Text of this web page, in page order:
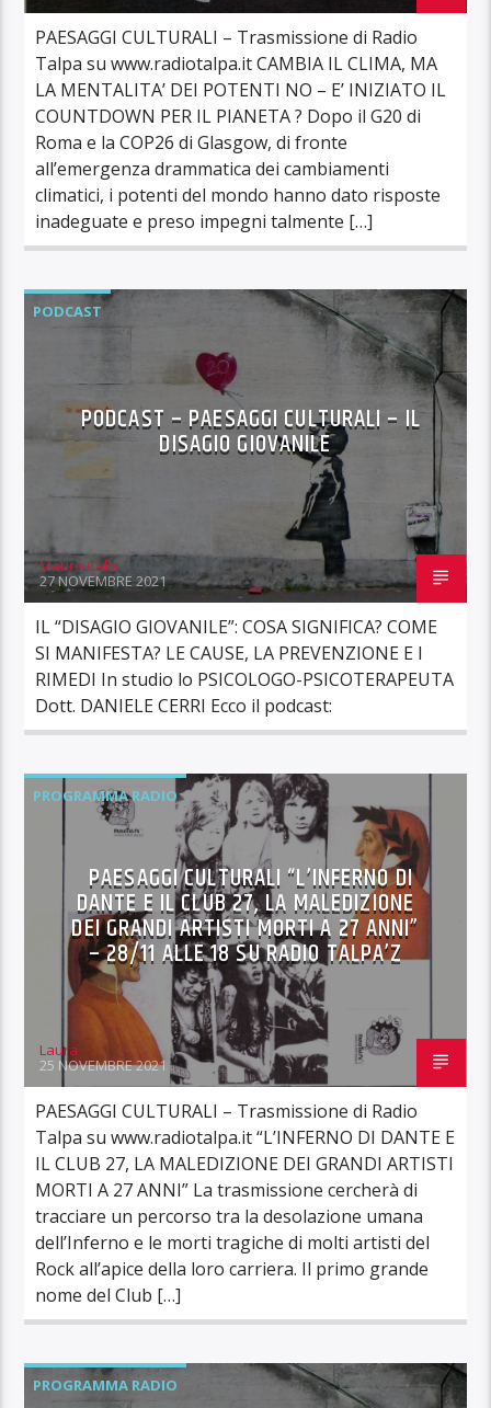
PAESAGGI CULTURALI – Trasmissione di Radio
Talpa su www.radiotalpa.it CAMBIA IL CLIMA, MA
LA MENTALITA’ DEI POTENTI NO – E’ INIZIATO IL
COUNTDOWN PER IL PIANETA ? Dopo il G20 di
Roma e la COP26 di Glasgow, di fronte
all’emergenza drammatica dei cambiamenti
climatici, i potenti del mondo hanno dato risposte
inadeguate e preso impegni talmente […]
PODCAST
PODCAST – PAESAGGI CULTURALI – IL
DISAGIO GIOVANILE
Mauro Calbi
27 NOVEMBRE 2021
IL “DISAGIO GIOVANILE”: COSA SIGNIFICA? COME
SI MANIFESTA? LE CAUSE, LA PREVENZIONE E I
RIMEDI In studio lo PSICOLOGO-PSICOTERAPEUTA
Dott. DANIELE CERRI Ecco il podcast:
PROGRAMMA RADIO
PAESAGGI CULTURALI “L’INFERNO DI
DANTE E IL CLUB 27, LA MALEDIZIONE
DEI GRANDI ARTISTI MORTI A 27 ANNI”
– 28/11 ALLE 18 SU RADIO TALPA’Z
Laura
25 NOVEMBRE 2021
PAESAGGI CULTURALI – Trasmissione di Radio
Talpa su www.radiotalpa.it “L’INFERNO DI DANTE E
IL CLUB 27, LA MALEDIZIONE DEI GRANDI ARTISTI
MORTI A 27 ANNI” La trasmissione cercherà di
tracciare un percorso tra la desolazione umana
dell’Inferno e le morti tragiche di molti artisti del
Rock all’apice della loro carriera. Il primo grande
nome del Club […]
PROGRAMMA RADIO